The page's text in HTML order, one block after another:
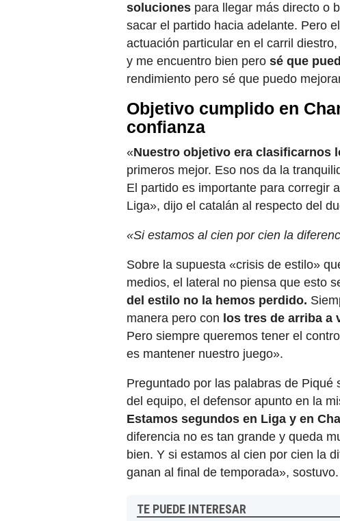
soluciones para llegar más directo o
sacar el partido hacia adelante. Pero
actuación particular en el carril
y me encuentro bien pero sé que
rendimiento pero sé que puedo
Objetivo cumplido en
confianza
«Nuestro objetivo era clasificarnos
primeros mejor. Eso nos da la
El partido es importante para corregir
Liga», dijo el catalán al respecto del
«Si estamos al cien por cien la
Sobre la supuesta «crisis de estilo»
medios, el lateral no piensa que esto
del estilo no la hemos perdido.
manera pero con los tres de arriba a
Pero siempre queremos tener el
es mantener nuestro juego».
Preguntado por las palabras de
del equipo, el defensor apunto en la
Estamos segundos en Liga y en
diferencia no es tan grande y queda
bien. Y si estamos al cien por cien la
ganan al final de temporada», sostuvo.
TE PUEDE INTERESAR